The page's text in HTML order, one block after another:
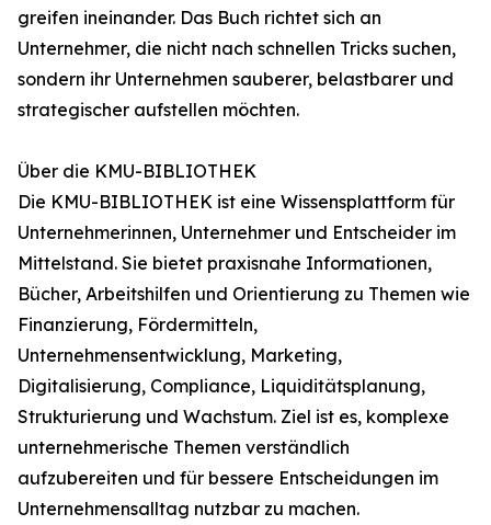
greifen ineinander. Das Buch richtet sich an
Unternehmer, die nicht nach schnellen Tricks suchen,
sondern ihr Unternehmen sauberer, belastbarer und
strategischer aufstellen möchten.
Über die KMU-BIBLIOTHEK
Die KMU-BIBLIOTHEK ist eine Wissensplattform für
Unternehmerinnen, Unternehmer und Entscheider im
Mittelstand. Sie bietet praxisnahe Informationen,
Bücher, Arbeitshilfen und Orientierung zu Themen wie
Finanzierung, Fördermitteln,
Unternehmensentwicklung, Marketing,
Digitalisierung, Compliance, Liquiditätsplanung,
Strukturierung und Wachstum. Ziel ist es, komplexe
unternehmerische Themen verständlich
aufzubereiten und für bessere Entscheidungen im
Unternehmensalltag nutzbar zu machen.